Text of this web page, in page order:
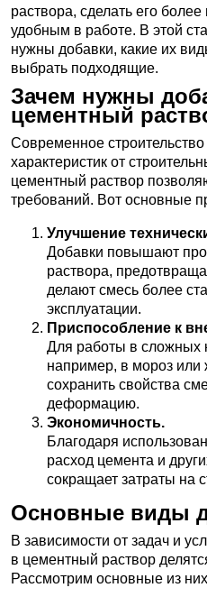
раствора, сделать его
удобным в работе. В этой
нужны добавки, какие их
выбрать подходящие.
Зачем нужны
цементный
Современное
характеристик от
цементный раствор
требований. Вот основные
Улучшение
Добавки повышают
раствора,
делают смесь более
эксплуатации.
Приспособление к
Для работы в сложных
например, в мороз или
сохранить свойства
деформацию.
Экономичность.
Благодаря
расход цемента и
сокращает затраты на
Основные виды
В зависимости от задач и
в цементный раствор
Рассмотрим основные из